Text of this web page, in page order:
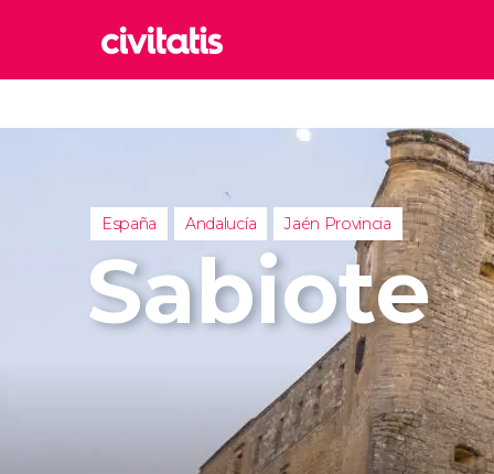
Italia
Reino
Reino
Turquía
España Andalucía Jaén Provincia
Sabiote